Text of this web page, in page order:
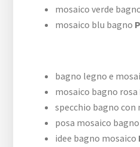
mosaico verde
mosaico blu bagno
bagno legno e
mosaico bagno rosa
specchio bagno con
posa mosaico bagno
idee bagno mosaico